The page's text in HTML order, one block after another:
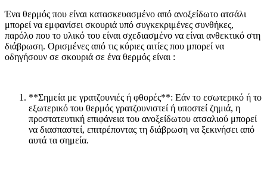
Ένα θερμός που είναι κατασκευασμένο από ανοξείδωτο ατσάλι
μπορεί να εμφανίσει σκουριά υπό συγκεκριμένες συνθήκες,
παρόλο που το υλικό του είναι σχεδιασμένο να είναι ανθεκτικό στη
διάβρωση. Ορισμένες από τις κύριες αιτίες που μπορεί να
οδηγήσουν σε σκουριά σε ένα θερμός είναι :
**Σημεία με γρατζουνιές ή φθορές**: Εάν το εσωτερικό ή το
εξωτερικό του θερμός γρατζουνιστεί ή υποστεί ζημιά, η
προστατευτική επιφάνεια του ανοξείδωτου ατσαλιού μπορεί
να διασπαστεί, επιτρέποντας τη διάβρωση να ξεκινήσει από
αυτά τα σημεία.